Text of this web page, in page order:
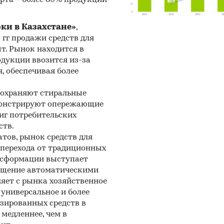
данных Федеральной Таможенной службы РФ,
DataMonitor, EuroMonitor, Eurostat.
и электронные деловые и
аналитические обзоры.
сети Интернет в России и мире.
опросы.
участников отечественного и мирового
исследований маркетинговых и
отраслевых учреждений и базы данных.
ценовых мониторингов.
и базы данных статистики ООН (United
в Казахстане»,
продажи средств для
Рынок находится в
ввозится из-за
более
стиральные
опережающие
потребительских
рынок средств для
от традиционных
выступает
автоматическими
с рынка хозяйственное
и более
средств в
чем в